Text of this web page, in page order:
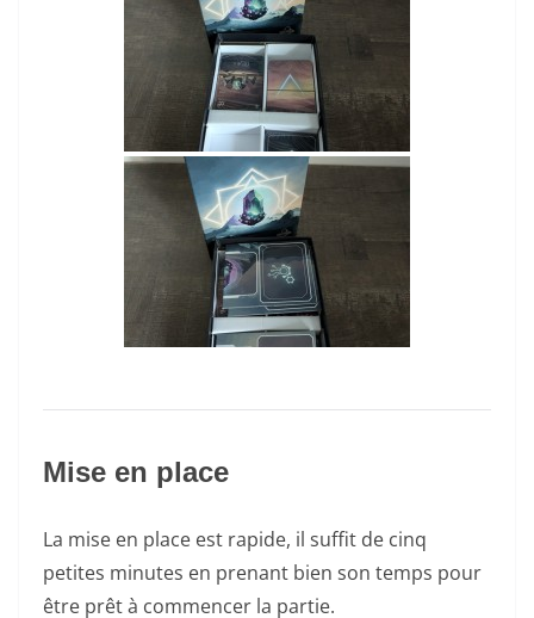
Mise en place
La mise en place est rapide, il suffit de cinq
petites minutes en prenant bien son temps pour
être prêt à commencer la partie.